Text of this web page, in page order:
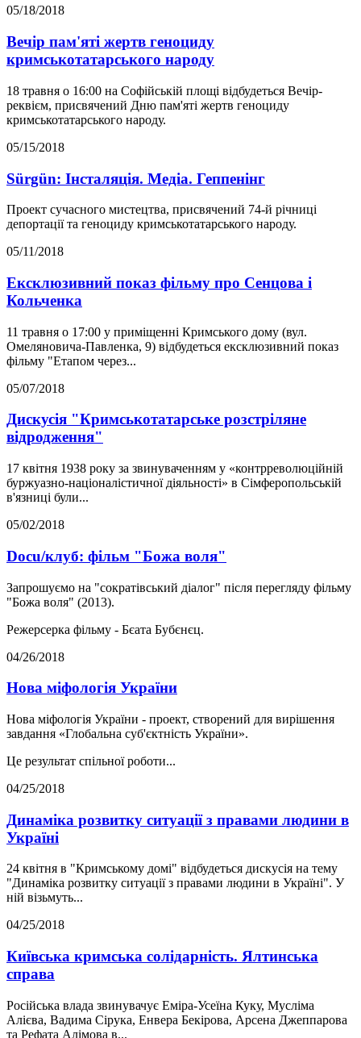
05/18/2018
Вечір пам'яті жертв геноциду
кримськотатарського народу
18 травня о 16:00 на Софійській площі відбудеться Вечір-
реквієм, присвячений Дню пам'яті жертв геноциду
кримськотатарського народу.
05/15/2018
Sürgün: Інсталяція. Медіа. Геппенінг
Проект сучасного мистецтва, присвячений 74-й річниці
депортації та геноциду кримськотатарського народу.
05/11/2018
Ексклюзивний показ фільму про Сенцова і
Кольченка
11 травня о 17:00 у приміщенні Кримського дому (вул.
Омеляновича-Павленка, 9) відбудеться ексклюзивний показ
фільму "Етапом через...
05/07/2018
Дискусія "Кримськотатарське розстріляне
відродження"
17 квітня 1938 року за звинуваченням у «контрреволюційній
буржуазно-націоналістичної діяльності» в Сімферопольській
в'язниці були...
05/02/2018
Docu/клуб: фільм "Божа воля"
Запрошуємо на "сократівський діалог" після перегляду фільму
"Божа воля" (2013).
Режерсерка фільму - Бєата Бубєнєц.
04/26/2018
Нова міфологія України
Нова міфологія України - проект, створений для вирішення
завдання «Глобальна суб'єктність України».
Це результат спільної роботи...
04/25/2018
Динаміка розвитку ситуації з правами людини в
Україні
24 квітня в "Кримському домі" відбудеться дискусія на тему
"Динаміка розвитку ситуації з правами людини в Україні". У
ній візьмуть...
04/25/2018
Київська кримська солідарність. Ялтинська
справа
Російська влада звинувачує Еміра-Усеїна Куку, Мусліма
Алієва, Вадима Сірука, Енвера Бекірова, Арсена Джеппарова
та Рефата Алімова в...